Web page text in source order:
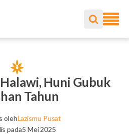
Huni Gubuk
Tahun
olehLazismu Pusat
pada5 Mei 2025